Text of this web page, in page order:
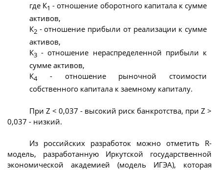
где К1 - отношение оборотного капитала к сумме
активов,
К2 - отношение прибыли от реализации к сумме
активов,
К3 - отношение нераспределенной прибыли к
сумме активов,
К4 - отношение рыночной стоимости
собственного капитала к заемному капиталу.
При Z < 0,037 - высокий риск банкротства, при Z >
0,037 - низкий.
Из российских разработок можно отметить R-
модель, разработанную Иркутской государственной
экономической академией (модель ИГЭА), которая